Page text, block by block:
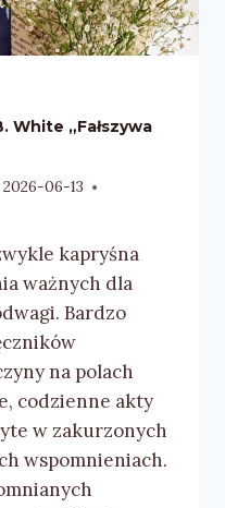
White „Fałszywa
2026-06-13
kapryśna
ważnych dla
Bardzo
na polach
codzienne akty
w zakurzonych
wspomnieniach.